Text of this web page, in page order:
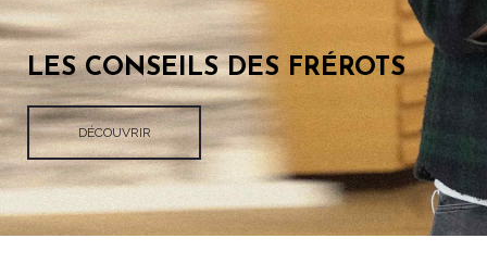
LES CONSEILS DES FRÉROTS
DÉCOUVRIR